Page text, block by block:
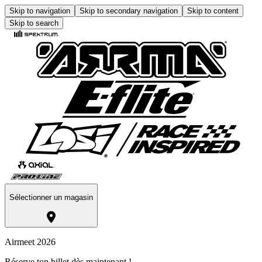
Skip to navigation Skip to secondary navigation
Skip to content
Skip to search
Sélectionner un magasin
Airmeet 2026